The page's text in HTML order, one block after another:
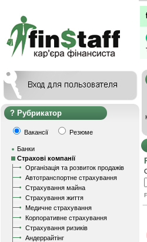
Рубрикатор
Вакансії Резюме
Банки
Страхові компанії
Організація та розвиток продажів
Автотранспортне страхування
Страхування майна
Страхування життя
Медичне страхування
Корпоративне страхування
Страхування ризиків
Андеррайтінг